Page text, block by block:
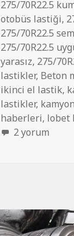
275/70R22.5
otobüs lastiği,
275/70R22.5
275/70R22.5
yarasız, 275/
lastikler, Beton
ikinci el lastik,
lastikler,
haberleri, lobet
275/70R22.5
2 yorum